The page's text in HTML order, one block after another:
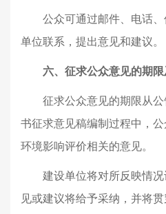
公众可通过邮件、电话
单位联系，提出意见和建议。
六、征求公众意见的期
征求公众意见的期限从
书征求意见稿编制过程中，
环境影响评价相关的意见。
建设单位将对所反映情
见或建议将给予采纳，并将